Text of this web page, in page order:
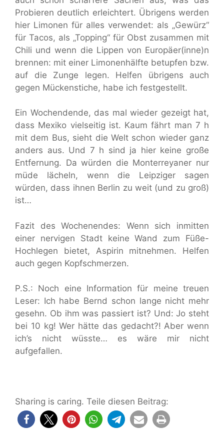
Probieren deutlich erleichtert. Übrigens werden
hier Limonen für alles verwendet: als „Gewürz“
für Tacos, als „Topping“ für Obst zusammen mit
Chili und wenn die Lippen von Europäer(inne)n
brennen: mit einer Limonenhälfte betupfen bzw.
auf die Zunge legen. Helfen übrigens auch
gegen Mückenstiche, habe ich festgestellt.
Ein Wochendende, das mal wieder gezeigt hat,
dass Mexiko vielseitig ist. Kaum fährt man 7 h
mit dem Bus, sieht die Welt schon wieder ganz
anders aus. Und 7 h sind ja hier keine große
Entfernung. Da würden die Monterreyaner nur
müde lächeln, wenn die Leipziger sagen
würden, dass ihnen Berlin zu weit (und zu groß)
ist…
Fazit des Wochenendes: Wenn sich inmitten
einer nervigen Stadt keine Wand zum Füße-
Hochlegen bietet, Aspirin mitnehmen. Helfen
auch gegen Kopfschmerzen.
P.S.: Noch eine Information für meine treuen
Leser: Ich habe Bernd schon lange nicht mehr
gesehn. Ob ihm was passiert ist? Und: Jo steht
bei 10 kg! Wer hätte das gedacht?! Aber wenn
ich’s nicht wüsste… es wäre mir nicht
aufgefallen.
Sharing is caring. Teile diesen Beitrag: